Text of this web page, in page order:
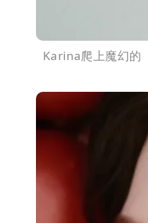
Karina爬上魔幻的